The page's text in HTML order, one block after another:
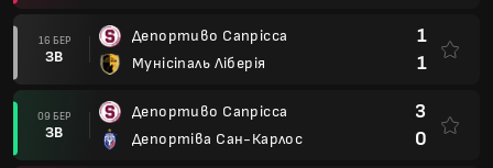
16 БЕР
ЗВ
Депортиво Сапрісса
Мунісіпаль Ліберія
1
1
09 БЕР
ЗВ
Депортиво Сапрісса
Депортіва Сан-Карлос
3
0